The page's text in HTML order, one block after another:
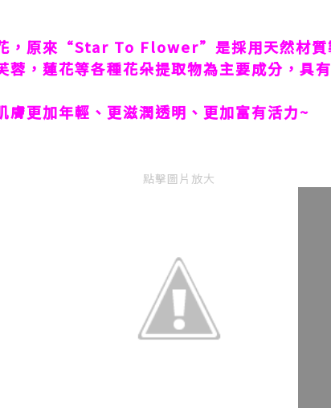
，原來“Star To Flower”是採用天然材質
蓉，蓮花等各種花朵提取物為主要成分，具
膚更加年輕、更滋潤透明、更加富有活力~
點擊圖片放大